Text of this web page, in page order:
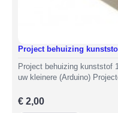
Project behuizing
Project behuizing kunststof
uw kleinere (Arduino)
€ 2,00